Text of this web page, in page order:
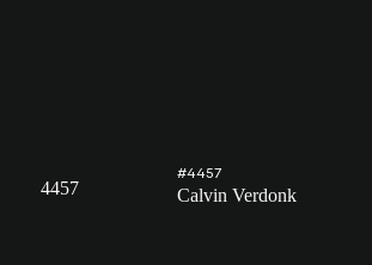
4457
#4457
Calvin Verdonk